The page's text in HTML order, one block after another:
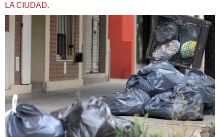
LA CIUDAD.